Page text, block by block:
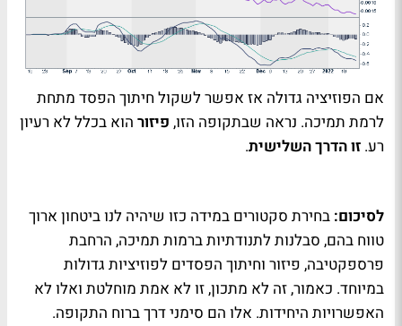
אם הפוזיציה גדולה אז אפשר לשקול חיתוך הפסד מתחת
לרמת תמיכה. נראה שבתקופה הזו, פיזור הוא בכלל לא רעיון
רע. זו הדרך השלישית.
לסיכום: בחירת סקטורים במידה כזו שיהיה לנו ביטחון ארוך
טווח בהם, סבלנות לתנודתיות ברמות תמיכה, הרחבת
פרספקטיבה, פיזור וחיתוך הפסדים לפוזיציות גדולות
במיוחד. כאמור, זה לא מתכון, זו לא אמת מוחלטת ואלו לא
האפשרויות היחידות. אלו הם סימני דרך ברוח התקופה.